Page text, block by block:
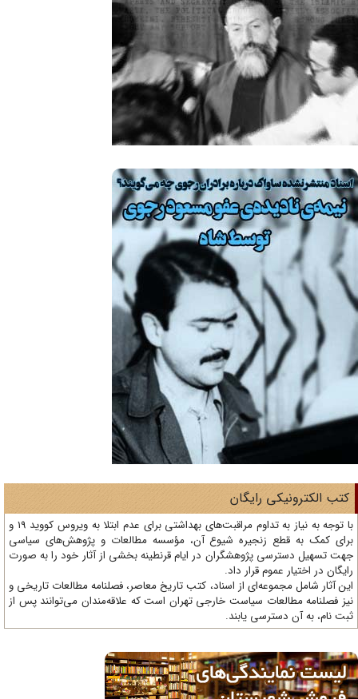
الکترونیکی رایگان
با توجه به نیاز به تداوم مراقبت‌های بهداشتی برای عدم ابتلا به ویروس کووید 19 و
کمک به قطع زنجیره شیوع آن، مؤسسه مطالعات و پژوهش‌های سیاسی
تسهیل دسترسی پژوهشگران در ایام قرنطینه بخشی از آثار خود را به صورت
در اختیار عموم قرار داد.
آثار شامل مجموعه‌ای از اسناد، کتب تاریخ معاصر، فصلنامه‌ مطالعات تاریخی و
فصلنامه مطالعات سیاست خارجی تهران است که علاقه‌مندان می‌توانند پس از
نام، به آن دسترسی یابند.